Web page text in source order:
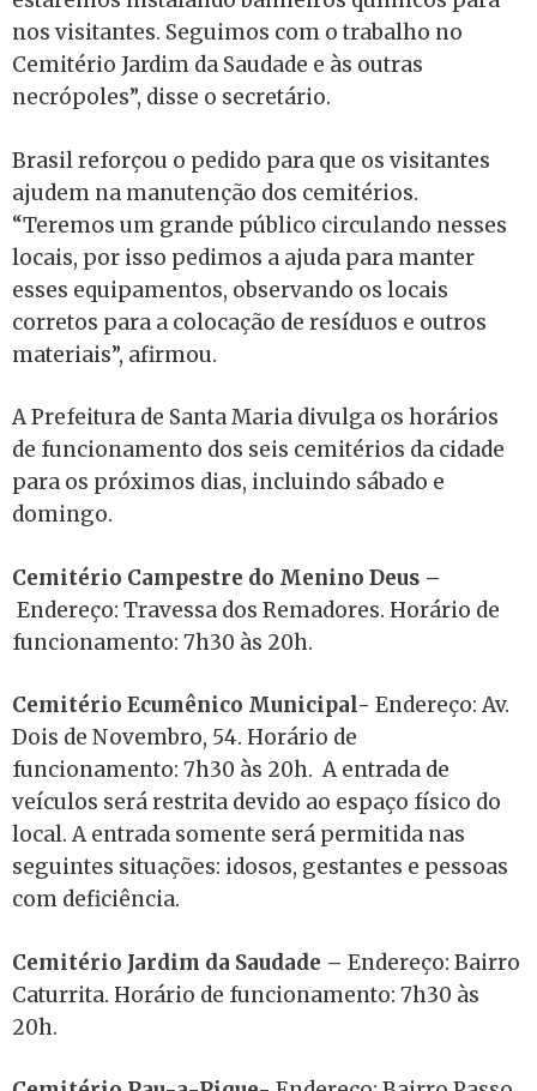
nos visitantes. Seguimos com o trabalho no
Cemitério Jardim da Saudade e às outras
necrópoles”, disse o secretário.
Brasil reforçou o pedido para que os visitantes
ajudem na manutenção dos cemitérios.
“Teremos um grande público circulando nesses
locais, por isso pedimos a ajuda para manter
esses equipamentos, observando os locais
corretos para a colocação de resíduos e outros
materiais”, afirmou.
A Prefeitura de Santa Maria divulga os horários
de funcionamento dos seis cemitérios da cidade
para os próximos dias, incluindo sábado e
domingo.
Cemitério Campestre do Menino Deus –
Endereço: Travessa dos Remadores. Horário de
funcionamento: 7h30 às 20h.
Cemitério Ecumênico Municipal- Endereço: Av.
Dois de Novembro, 54. Horário de
funcionamento: 7h30 às 20h. A entrada de
veículos será restrita devido ao espaço físico do
local. A entrada somente será permitida nas
seguintes situações: idosos, gestantes e pessoas
com deficiência.
Cemitério Jardim da Saudade – Endereço: Bairro
Caturrita. Horário de funcionamento: 7h30 às
20h.